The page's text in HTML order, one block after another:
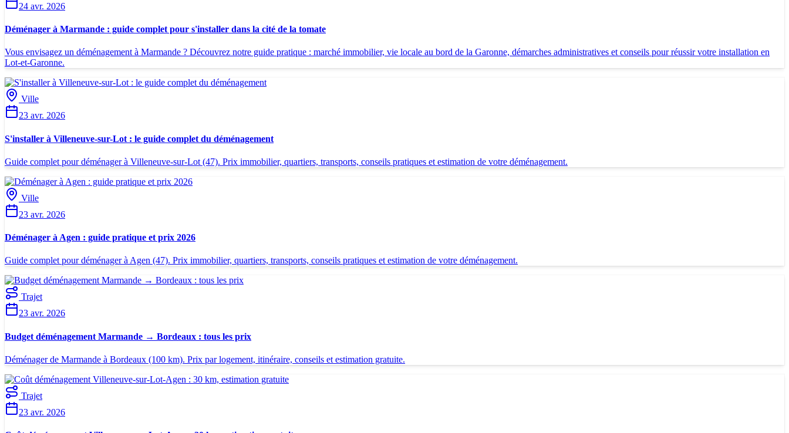
24 avr. 2026
Déménager à Marmande : guide complet pour s'installer dans la cité de la tomate
Vous envisagez un déménagement à Marmande ? Découvrez notre guide pratique : marché immobilier, vie locale au bord de la Garonne, démarches administratives et conseils pour réussir votre installation en
Lot-et-Garonne.
Ville
23 avr. 2026
S'installer à Villeneuve-sur-Lot : le guide complet du déménagement
Guide complet pour déménager à Villeneuve-sur-Lot (47). Prix immobilier, quartiers, transports, conseils pratiques et estimation de votre déménagement.
Ville
23 avr. 2026
Déménager à Agen : guide pratique et prix 2026
Guide complet pour déménager à Agen (47). Prix immobilier, quartiers, transports, conseils pratiques et estimation de votre déménagement.
Trajet
23 avr. 2026
Budget déménagement Marmande → Bordeaux : tous les prix
Déménager de Marmande à Bordeaux (100 km). Prix par logement, itinéraire, conseils et estimation gratuite.
Trajet
23 avr. 2026